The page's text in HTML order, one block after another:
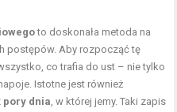
to doskonała metoda na
postępów. Aby rozpocząć tę
co trafia do ust – nie tylko
Istotne jest również
pory dnia, w której jemy. Taki zapis